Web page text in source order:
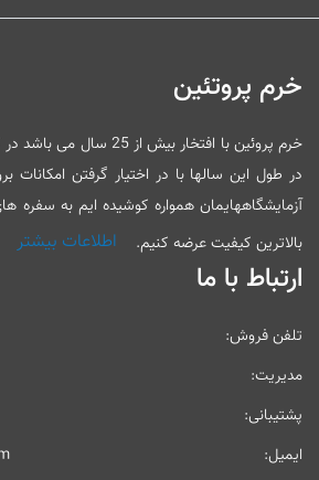
خرم پروتئین
خرم پروئین با افتخار بیش
در طول این سالها با در اختیار گرفتن امکانات
آزمایشگاههایمان همواره کوشیده ایم به سفره
بالاترین کیفیت عرضه کنیم.
اطلاعات بیشتر
ارتباط با ما
تلفن فروش:
مدیریت:
پشتیبانی:
ایمیل: